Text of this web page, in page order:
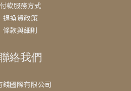
付款服務方式
退換貨政策
條款與細則
絡我們
錢國際有限公司